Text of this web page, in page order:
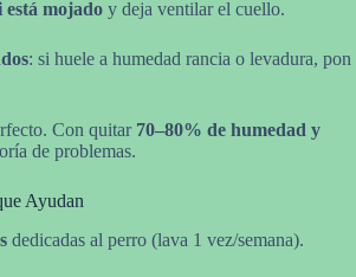
está mojado y deja ventilar el cuello.
: si huele a humedad rancia o levadura, pon
Con quitar 70–80% de humedad y
de problemas.
Ayudan
dedicadas al perro (lava 1 vez/semana).